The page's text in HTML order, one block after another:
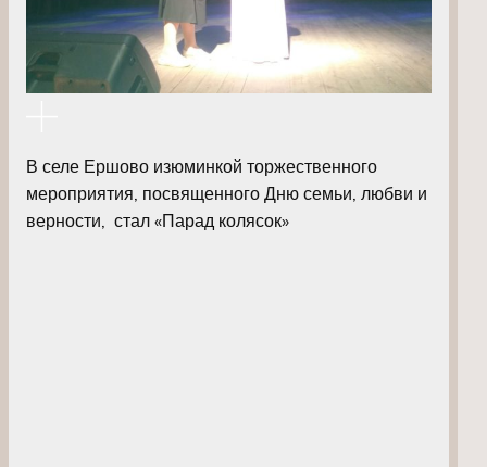
В селе Ершово изюминкой торжественного
мероприятия, посвященного Дню семьи, любви и
верности, стал «Парад колясок»